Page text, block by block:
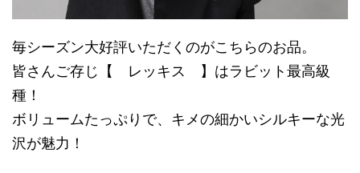
毎シーズン大好評いただくのがこちらのお品。
皆さんご存じ【 レッキス 】はラビット最高級
種！
ボリュームたっぷりで、キメの細かいシルキーな光
沢が魅力！